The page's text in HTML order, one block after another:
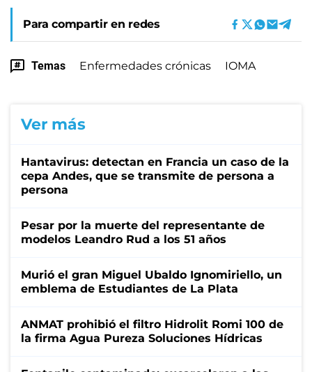
Para compartir en redes
Temas Enfermedades crónicas IOMA
Ver más
Hantavirus: detectan en Francia un caso de la
cepa Andes, que se transmite de persona a
persona
Pesar por la muerte del representante de
modelos Leandro Rud a los 51 años
Murió el gran Miguel Ubaldo Ignomiriello, un
emblema de Estudiantes de La Plata
ANMAT prohibió el filtro Hidrolit Romi 100 de
la firma Agua Pureza Soluciones Hídricas